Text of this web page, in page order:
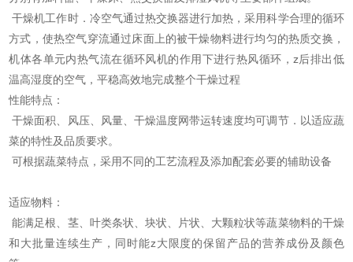
干燥机工作时．冷空气通过热交换器进行加热，采用科学合理的循环
方式，使热空气穿流通过床面上的被干燥物料进行均匀的热质交换，
机体各单元内热气流在循环风机的作用下进行热风循环，z后排出低
温高湿度的空气，平稳高效地完成整个干燥过程
性能特点：
干燥面积、风压、风量、干燥温度网带运转速度均可调节．以适应蔬
菜的特性及品质要求。
可根据蔬菜特点，采用不同的工艺流程及添加配套必要的辅助设备
适应物料：
能满足根、茎、叶类条状、块状、片状、大颗粒状等蔬菜物料的干燥
和大批量连续生产，同时能z大限度的保留产品的营养成份及颜色